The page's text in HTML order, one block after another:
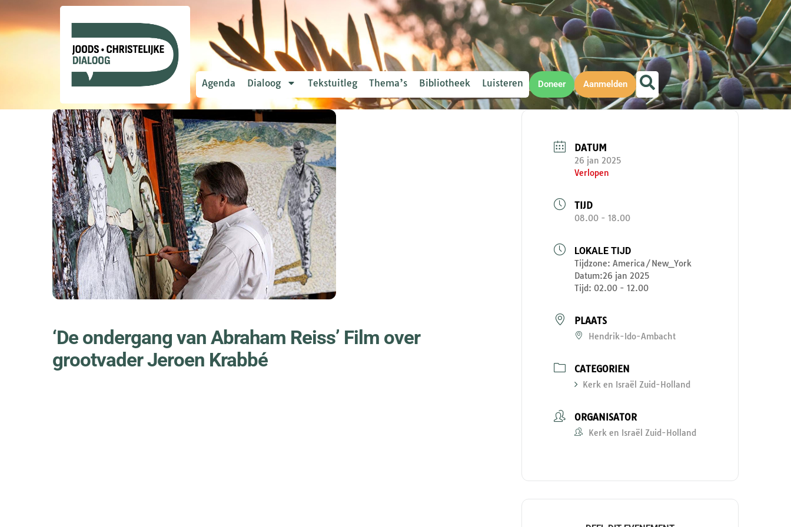
Agenda Dialoog Tekstuitleg Thema’s Bibliotheek Luisteren Doneer Aanmelden
‘De ondergang van Abraham Reiss’ Film over
grootvader Jeroen Krabbé
DATUM
26 jan 2025
Verlopen
TIJD
08.00 - 18.00
LOKALE TIJD
Tijdzone:America/New_York
Datum:26 jan 2025
Tijd:02.00 - 12.00
PLAATS
Hendrik-Ido-Ambacht
CATEGORIEN
Kerk en Israël Zuid-Holland
ORGANISATOR
Kerk en Israël Zuid-Holland